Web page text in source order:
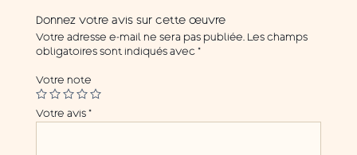
Donnez votre avis sur cette œuvre
Votre adresse e-mail ne sera pas publiée. Les champs
obligatoires sont indiqués avec *
Votre note
Votre avis *